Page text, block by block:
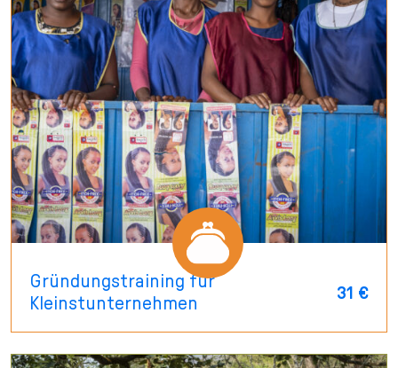
Gründungstraining für
Kleinstunternehmen
31 €